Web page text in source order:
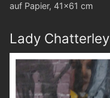
auf Papier, 41x61 cm
Lady Chatterley